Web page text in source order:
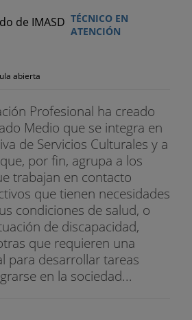
Infantil y en el Grado
UNED. Posee un título de
Civil y Comunitaria de la
con prácticas en empresas
por buen camino
y 300 horas de prácticas en
nivel en el ámbito sanitario.
Training y encuentra
para desarrollar tu carrera.
TÉCNICO EN
ATENCIÓN
abierta
Profesional ha creado
Medio que se integra en
de Servicios Culturales y a
por fin, agrupa a los
trabajan en contacto
que tienen necesidades
condiciones de salud, o
de discapacidad,
que requieren una
para desarrollar tareas
en la sociedad...